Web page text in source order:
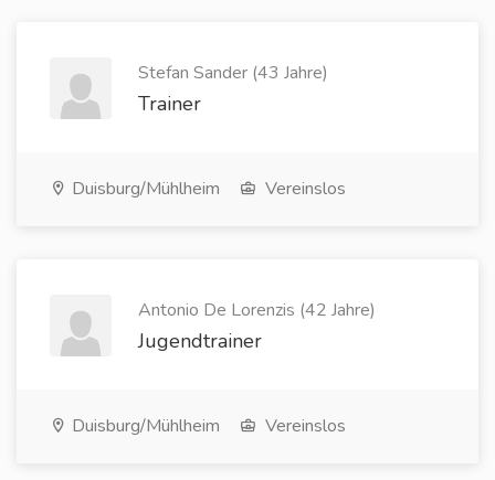
Stefan Sander (43 Jahre)
Trainer
Duisburg/Mühlheim Vereinslos
Antonio De Lorenzis (42 Jahre)
Jugendtrainer
Duisburg/Mühlheim Vereinslos